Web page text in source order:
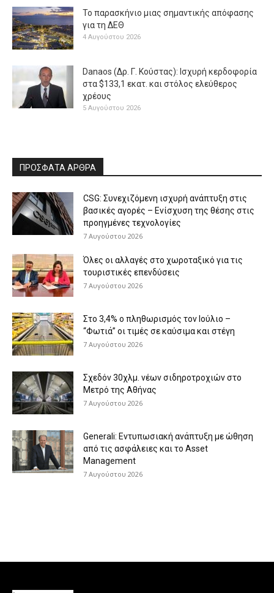
Το παρασκήνιο μιας σημαντικής απόφασης
για τη ΔΕΘ
4 Αυγούστου 2026
Danaos (Δρ. Γ. Κούστας): Ισχυρή κερδοφορία
στα $133,1 εκατ. και στόλος ελεύθερος
χρέους
5 Αυγούστου 2026
ΠΡΟΣΦΑΤΑ ΑΡΘΡΑ
CSG: Συνεχιζόμενη ισχυρή ανάπτυξη στις
βασικές αγορές – Ενίσχυση της θέσης στις
προηγμένες τεχνολογίες
7 Αυγούστου 2026
Όλες οι αλλαγές στο χωροταξικό για τις
τουριστικές επενδύσεις
7 Αυγούστου 2026
Στο 3,4% ο πληθωρισμός τον Ιούλιο –
“Φωτιά” οι τιμές σε καύσιμα και στέγη
7 Αυγούστου 2026
Σχεδόν 30χλμ. νέων σιδηροτροχιών στο
Μετρό της Αθήνας
7 Αυγούστου 2026
Generali: Eντυπωσιακή ανάπτυξη με ώθηση
από τις ασφάλειες και το Asset
Management
7 Αυγούστου 2026